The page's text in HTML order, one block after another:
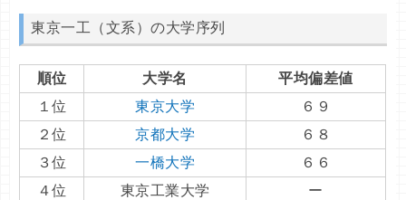
東京一工（文系）の大学序列
順位 大学名
平均偏差値
１位
東京大学
６９
２位
京都大学
６８
３位
一橋大学
６６
４位
東京工業大学 ー